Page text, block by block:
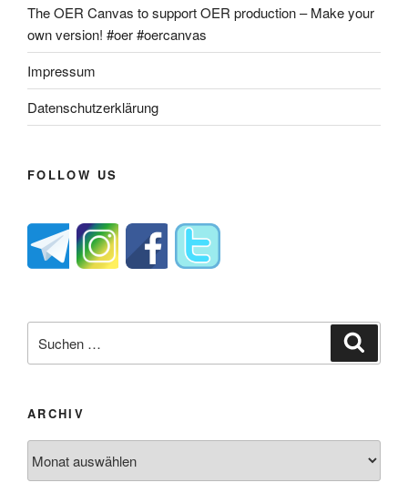
The OER Canvas to support OER production – Make your
own version! #oer #oercanvas
Impressum
Datenschutzerklärung
FOLLOW US
nach:
ARCHIV